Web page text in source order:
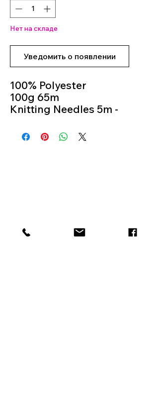
Нет на складе
Уведомить о появлении
100% Polyester
100g 65m
Knitting Needles 5m -
Colour 05